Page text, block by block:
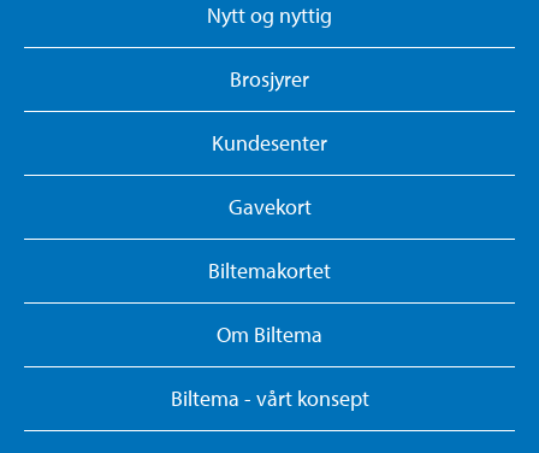
Nytt og nyttig
Brosjyrer
Kundesenter
Gavekort
Biltemakortet
Om Biltema
Biltema - vårt konsept